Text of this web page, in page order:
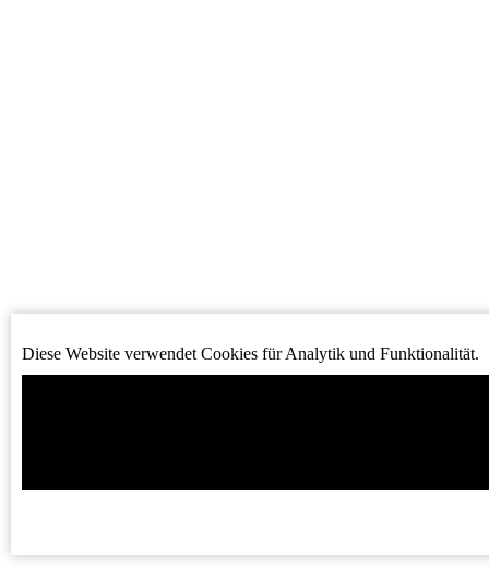
Diese Website verwendet Cookies für Analytik und Funktionalität.